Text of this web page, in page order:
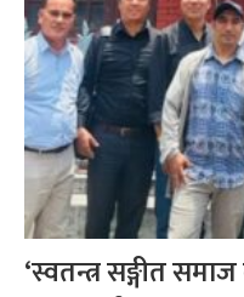
‘स्वतन्त्र सङ्गीत